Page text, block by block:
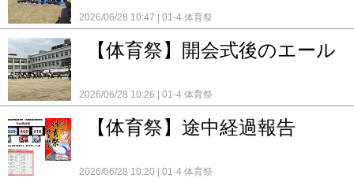
2026/06/28 10:47 01-4 体育祭
【体育祭】開会式後のエール
2026/06/28 10:26 01-4 体育祭
【体育祭】途中経過報告
2026/06/28 10:20 01-4 体育祭